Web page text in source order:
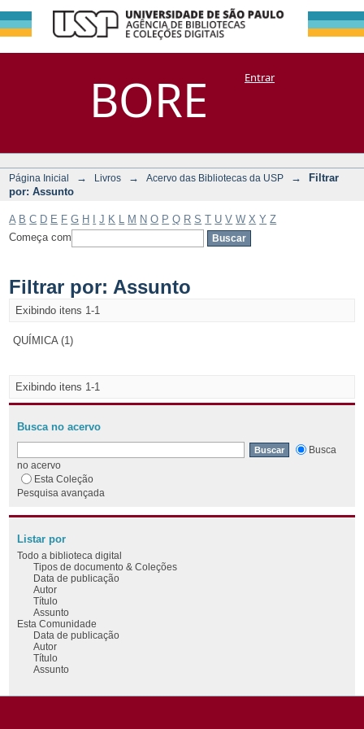
BORE
Filtrar por:
Assunto
DSpace/Manakin + CoriscoEntrar
Página Inicial → Livros → Acervo das Bibliotecas da USP →
Filtrar
por: Assunto
A B C D E F G H J K M N O P Q R S T U V W X Y Z
Começa com
Filtrar por: Assunto
Exibindo itens 1-1
QUÍMICA (1)
Exibindo itens 1-1
Busca no acervo
Busca
no acervo
Esta Coleção
Pesquisa avançada
Listar por
Todo a biblioteca digital
Tipos de documento & Coleções
Data de publicação
Autor
Título
Assunto
Esta Comunidade
Data de publicação
Autor
Título
Assunto